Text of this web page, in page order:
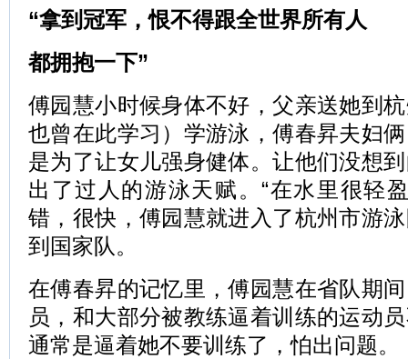
“拿到冠军，恨不得跟全世界所有人
都拥抱一下”
傅园慧小时候身体不好，父亲送她到
也曾在此学习）学游泳，傅春昇夫妇
是为了让女儿强身健体。让他们没想
出了过人的游泳天赋。“在水里很轻
错，很快，傅园慧就进入了杭州市游
到国家队。
在傅春昇的记忆里，傅园慧在省队期
员，和大部分被教练逼着训练的运动
通常是逼着她不要训练了，怕出问题。